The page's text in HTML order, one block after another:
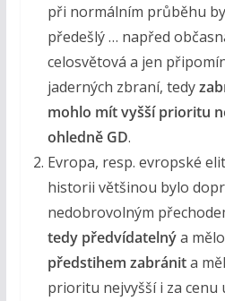
při normálním průběhu
předešlý … napřed
celosvětová a jen
jaderných zbraní, tedy
mohlo mít vyšší prioritu
ohledně GD.
Evropa, resp. evropské
historii většinou bylo
nedobrovolným
tedy předvídatelnýa
předstihem zabránita
prioritu nejvyšší i za cenu